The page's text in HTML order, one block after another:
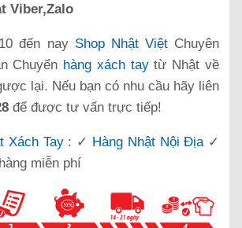
Viber,Zalo
đến nay Shop Nhật ViệtChuyên
Chuyển hàng xách taytừ Nhật về
lại. Nếu bạn có nhu cầu hãy liên
để được tư vấn trực tiếp!
Xách Tay: ✓ Hàng Nhật Nội Địa✓
miễn phí